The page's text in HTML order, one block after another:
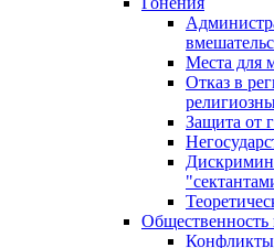
Места для
Отказ в
Защита от
Конфликты